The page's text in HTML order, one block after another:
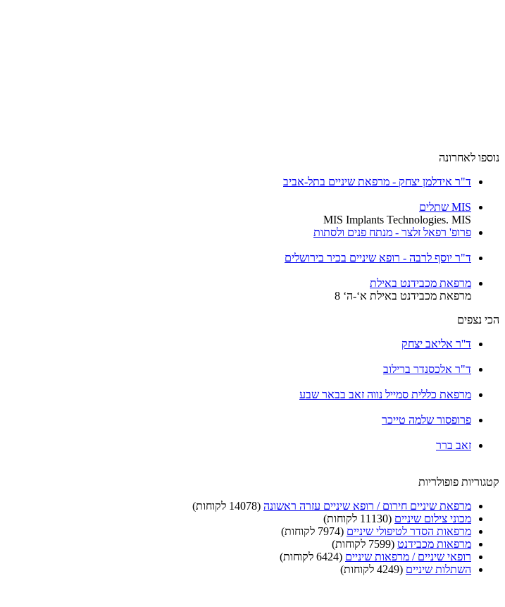
נוספו לאחרונה
ד"ר אידלמן יצחק - מרפאת שיניים בתל-אביב
MIS שתלים
MIS Implants Technologies. MIS
פרופ' רפאל זלצר - מנתח פנים ולסתות
ד"ר יוסף לרבה - רופא שיניים בכיר בירושלים
מרפאת מכבידנט באילת
מרפאת מכבידנט באילת א‘-ה‘ 8
הכי נצפים
ד''ר אליאב יצחק
ד"ר אלכסנדר ברילוב
מרפאת כללית סמייל נווה זאב בבאר שבע
פרופסור שלמה טייכר
זאב ברר
קטגוריות פופולריות
מרפאת שיניים חירום / רופא שיניים עזרה ראשונה (14078 לקוחות)
מכוני צילום שיניים (11130 לקוחות)
מרפאות הסדר לטיפולי שיניים (7974 לקוחות)
מרפאות מכבידנט (7599 לקוחות)
רופאי שיניים / מרפאות שיניים (6424 לקוחות)
השתלות שיניים (4249 לקוחות)